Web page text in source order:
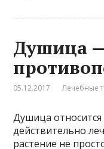
Душица
05.12.2017 Лечебные
Душица
действительно
растение не